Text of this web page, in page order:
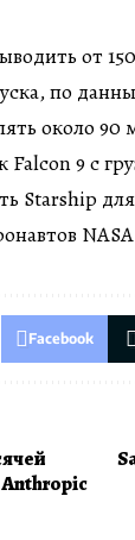
от
по
около
Falcon 9 с
Starship
Facebook